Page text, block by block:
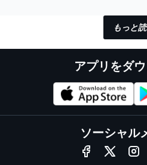
もっと
アプリをダ
ソーシャル